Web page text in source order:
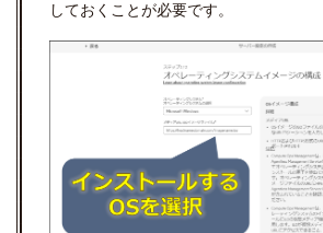
しておくことが必要です。